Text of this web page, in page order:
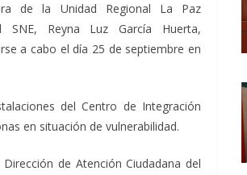
de la Unidad Regional La Paz
SNE, Reyna Luz García Huerta,
a cabo el día 25 de septiembre en
del Centro de Integración
en situación de vulnerabilidad.
de Atención Ciudadana del